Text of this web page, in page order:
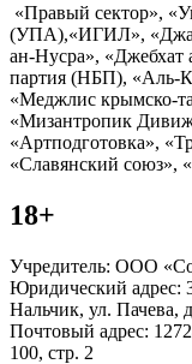
«Правый сектор»,
(УПА),«ИГИЛ»,
ан-Нусра», «Джебхат
партия (НБП), «Аль-
«Меджлис крымско-
«Мизантропик
«Артподготовка»,
«Славянский союз»,
18+
Учредитель: ООО
Юридический адрес:
Нальчик, ул. Пачева,
Почтовый адрес:
100, стр. 2